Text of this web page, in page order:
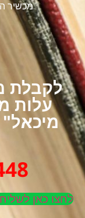
מכשיר
לקבלת
עלות
📞
לחצו כאן